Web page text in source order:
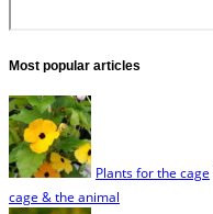
Most popular articles
Plants for the cage
cage & the animal